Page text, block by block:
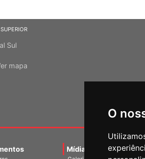
O
Sul
mapa
Mídias Agenda